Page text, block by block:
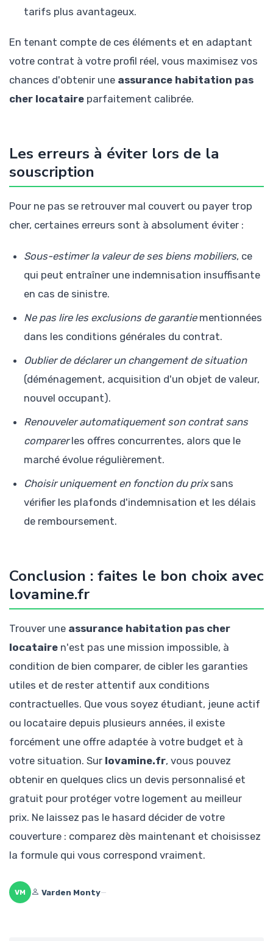
tarifs plus avantageux.
En tenant compte de ces éléments et en adaptant
votre contrat à votre profil réel, vous maximisez vos
chances d'obtenir une assurance habitation pas
cher locataire parfaitement calibrée.
Les erreurs à éviter lors de la
souscription
Pour ne pas se retrouver mal couvert ou payer trop
cher, certaines erreurs sont à absolument éviter :
Sous-estimer la valeur de ses biens mobiliers, ce
qui peut entraîner une indemnisation insuffisante
en cas de sinistre.
Ne pas lire les exclusions de garantiementionnées
dans les conditions générales du contrat.
Oublier de déclarer un changement de situation
(déménagement, acquisition d'un objet de valeur,
nouvel occupant).
Renouveler automatiquement son contrat sans
comparerles offres concurrentes, alors que le
marché évolue régulièrement.
Choisir uniquement en fonction du prixsans
vérifier les plafonds d'indemnisation et les délais
de remboursement.
Conclusion : faites le bon choix avec
lovamine.fr
Trouver une assurance habitation pas cher
locataire n'est pas une mission impossible, à
condition de bien comparer, de cibler les garanties
utiles et de rester attentif aux conditions
contractuelles. Que vous soyez étudiant, jeune actif
ou locataire depuis plusieurs années, il existe
forcément une offre adaptée à votre budget et à
votre situation. Sur lovamine.fr, vous pouvez
obtenir en quelques clics un devis personnalisé et
gratuit pour protéger votre logement au meilleur
prix. Ne laissez pas le hasard décider de votre
couverture : comparez dès maintenant et choisissez
la formule qui vous correspond vraiment.
VM Varden Monty—